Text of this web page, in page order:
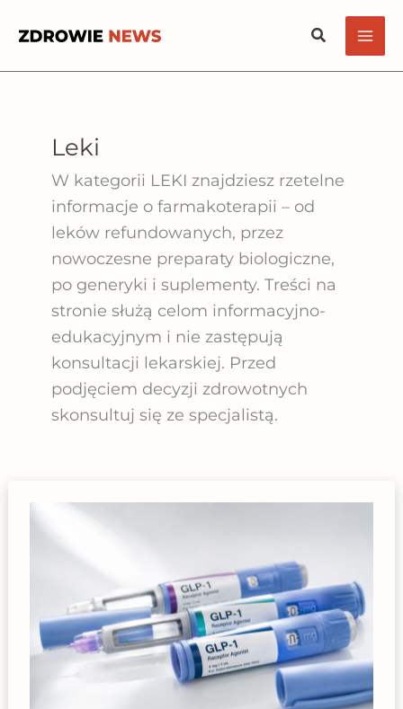
Szukaj
Leki
W kategorii LEKI znajdziesz rzetelne
informacje o farmakoterapii – od
leków refundowanych, przez
nowoczesne preparaty biologiczne,
po generyki i suplementy. Treści na
stronie służą celom informacyjno-
edukacyjnym i nie zastępują
konsultacji lekarskiej. Przed
podjęciem decyzji zdrowotnych
skonsultuj się ze specjalistą.